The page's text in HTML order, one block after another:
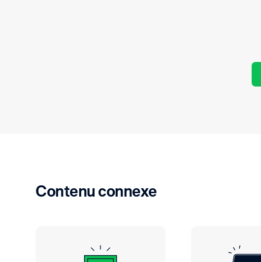
Contenu connexe